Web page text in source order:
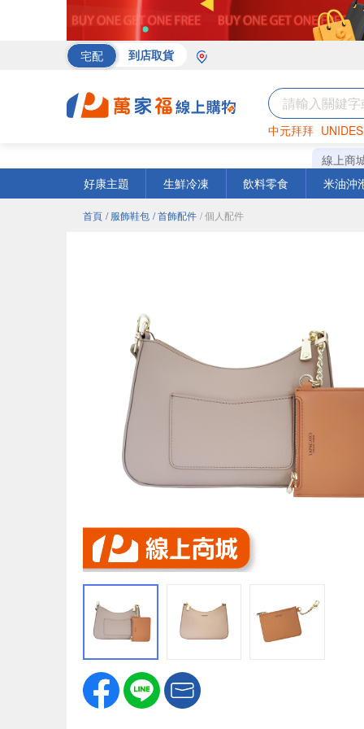
宅配 到店取貨
中元拜拜
海苔 巧克力
線上商
好康主題
生鮮冷凍 飲料零食 米油沖
首頁 / 服飾鞋包 / 首飾配件 / 個人配件